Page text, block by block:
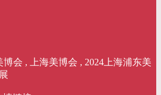
会 , 上海美博会 , 2024上海浦东美